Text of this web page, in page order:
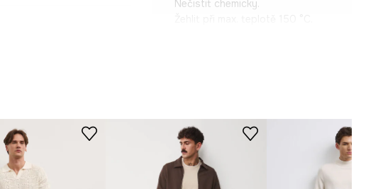
RS26-SPM901-80M
Nečistit chemicky.
Typ nohavic: rovné
Střih: Regular fit
ROZMĚRY